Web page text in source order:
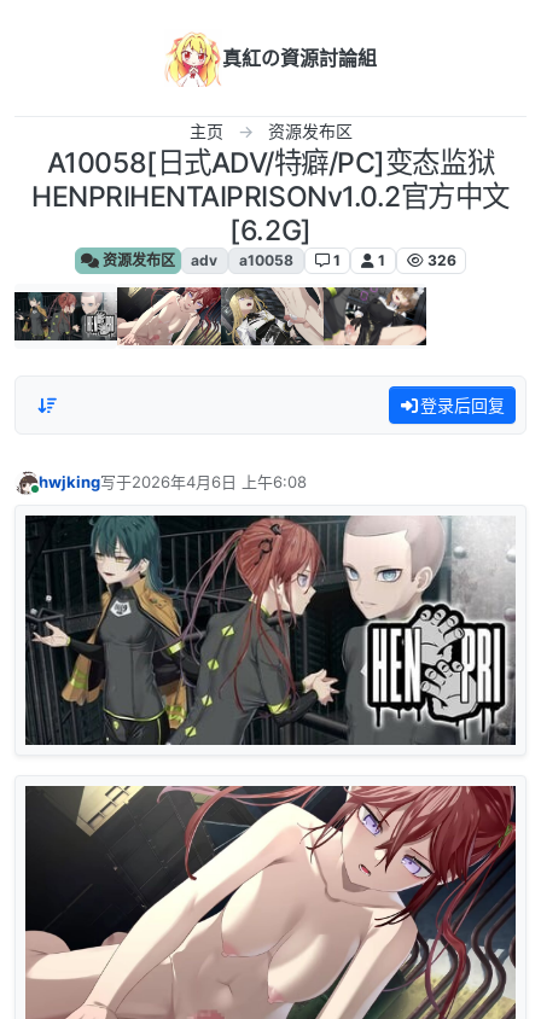
真紅の資源討論組
主页 资源发布区
A10058[日式ADV/特癖/PC]变态监狱
HENPRIHENTAIPRISONv1.0.2官方中文
[6.2G]
资源发布区 adv a10058 1 1 326
登录后回复
hwjking写于2026年4月6日 上午6:08
最后由 编辑